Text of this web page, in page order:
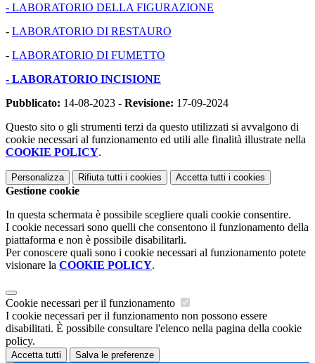
- LABORATORIO DELLA FIGURAZIONE
- LABORATORIO DI RESTAURO
- LABORATORIO DI FUMETTO
- LABORATORIO INCISIONE
Pubblicato: 14-08-2023 - Revisione: 17-09-2024
Questo sito o gli strumenti terzi da questo utilizzati si avvalgono di
cookie necessari al funzionamento ed utili alle finalità illustrate nella
COOKIE POLICY.
Personalizza Rifiuta tutti i cookies Accetta tutti i cookies
Gestione cookie
In questa schermata è possibile scegliere quali cookie consentire.
I cookie necessari sono quelli che consentono il funzionamento della
piattaforma e non è possibile disabilitarli.
Per conoscere quali sono i cookie necessari al funzionamento potete
visionare la COOKIE POLICY.
Cookie necessari per il funzionamento
I cookie necessari per il funzionamento non possono essere
disabilitati. È possibile consultare l'elenco nella pagina della cookie
policy.
Accetta tutti Salva le preferenze